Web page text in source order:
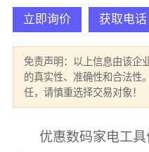
立即询价 获取电话
免责声明：以上信息由该企
的真实性、准确性和合法性
任，请慎重选择交易对象！
优惠数码家电工